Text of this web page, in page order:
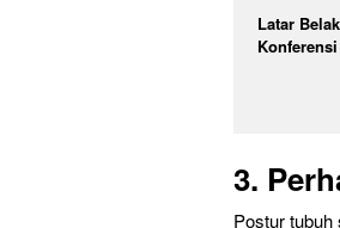
Latar
Konferensi
3.
Postur